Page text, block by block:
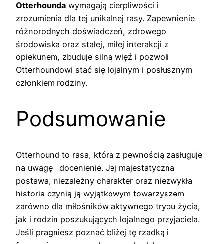
Otterhounda wymagają cierpliwości i
zrozumienia dla tej unikalnej rasy. Zapewnienie
różnorodnych doświadczeń, zdrowego
środowiska oraz stałej, miłej interakcji z
opiekunem, zbuduje silną więź i pozwoli
Otterhoundowi stać się lojalnym i posłusznym
członkiem rodziny.
Podsumowanie
Otterhound to rasa, która z pewnością zasługuje
na uwagę i docenienie. Jej majestatyczna
postawa, niezależny charakter oraz niezwykła
historia czynią ją wyjątkowym towarzyszem
zarówno dla miłośników aktywnego trybu życia,
jak i rodzin poszukujących lojalnego przyjaciela.
Jeśli pragniesz poznać bliżej tę rzadką i